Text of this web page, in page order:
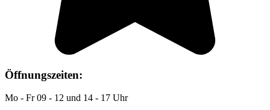
Öffnungszeiten:
Mo - Fr 09 - 12 und 14 - 17 Uhr